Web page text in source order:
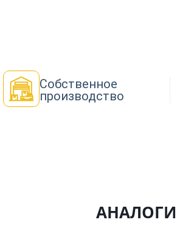
Собственное
производство
АНАЛОГИ